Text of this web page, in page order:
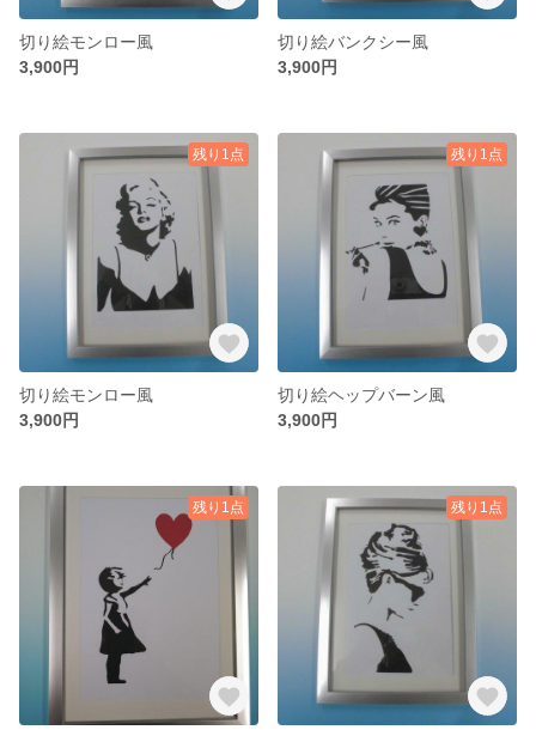
切り絵モンロー風
3,900円
切り絵バンクシー風
3,900円
残り1点
切り絵モンロー風
3,900円
残り1点
切り絵ヘップバーン風
3,900円
残り1点 残り1点